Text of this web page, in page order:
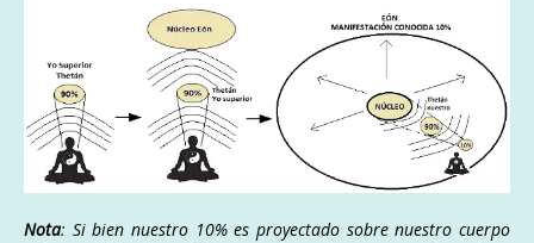
Nota: Si bien nuestro 10% es proyectado sobre nuestro cuerpo